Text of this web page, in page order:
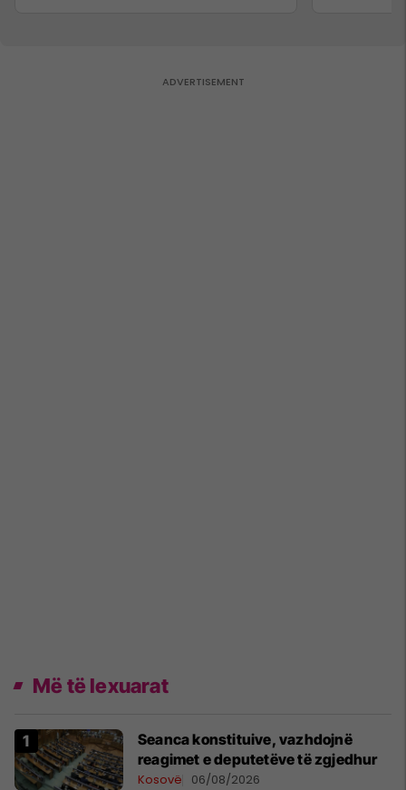
Më të lexuarat
Seanca konstituive, vazhdojnë
reagimet e deputetëve të zgjedhur
Kosovë 06/08/2026